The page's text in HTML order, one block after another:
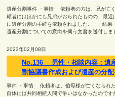
遺産分割事件 ・事情 依頼者の方は、兄が亡
頼者にはほかにも兄弟がおられたものの、最
に遺産分割の手続を依頼されました。 ・結
遺産分割についての意向を伺う文書を送付しま
2023年02月08日
No.136 男性・相談内容：遺
割協議書作成および遺産の分
事件 ・事情 依頼者は、伯母様が亡くなられ
自体には共同相続人間で争いはなかったので